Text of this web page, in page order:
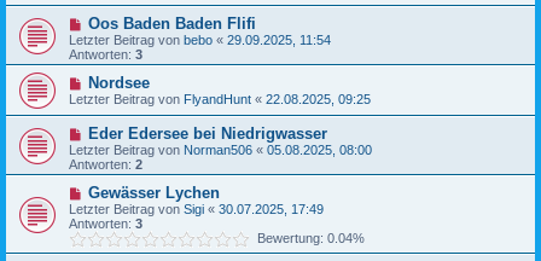
Oos Baden Baden Flifi
Letzter Beitrag von bebo « 29.09.2025, 11:54
Antworten: 3
Nordsee
Letzter Beitrag von FlyandHunt « 22.08.2025, 09:25
Eder Edersee bei Niedrigwasser
Letzter Beitrag von Norman506 « 05.08.2025, 08:00
Antworten: 2
Gewässer Lychen
Letzter Beitrag von Sigi « 30.07.2025, 17:49
Antworten: 3
Bewertung: 0.04%